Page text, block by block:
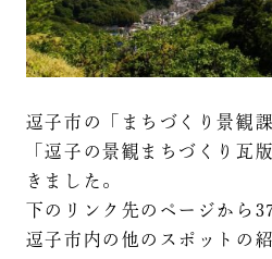
逗子市の「まちづくり景観
「逗子の景観まちづくり瓦
きました。
下のリンク先のページから
逗子市内の他のスポットの